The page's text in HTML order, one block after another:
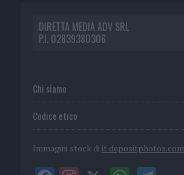
DIRETTA MEDIA ADV SRL
P.I. 02839380306
Chi siamo
Codice etico
Immagini stock di it.depositphotos.com